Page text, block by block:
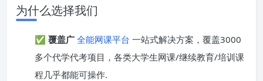
为什么选择我们
✅ 覆盖广 全能网课平台 一站式解决方案，覆盖3000
多个代学代考项目，各类大学生网课/继续教育/培训课
程几乎都能可操作.